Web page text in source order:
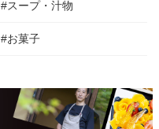
#スープ・汁物
#お菓子